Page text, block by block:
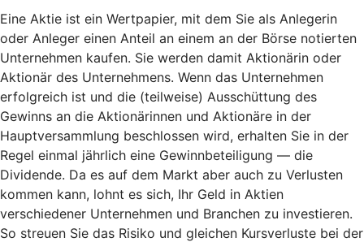
Eine Aktie ist ein Wertpapier, mit dem Sie als Anlegerin
oder Anleger einen Anteil an einem an der Börse notierten
Unternehmen kaufen. Sie werden damit Aktionärin oder
Aktionär des Unternehmens. Wenn das Unternehmen
erfolgreich ist und die (teilweise) Ausschüttung des
Gewinns an die Aktionärinnen und Aktionäre in der
Hauptversammlung beschlossen wird, erhalten Sie in der
Regel einmal jährlich eine Gewinnbeteiligung — die
Dividende. Da es auf dem Markt aber auch zu Verlusten
kommen kann, lohnt es sich, Ihr Geld in Aktien
verschiedener Unternehmen und Branchen zu investieren.
So streuen Sie das Risiko und gleichen Kursverluste bei der